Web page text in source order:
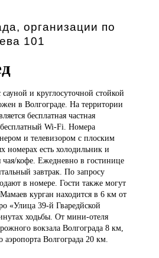
организации по
101
сауной и круглосуточной стойкой
в Волгограде. На территории
бесплатная частная
бесплатный Wi-Fi. Номера
и телевизором с плоским
номерах есть холодильник и
кофе. Ежедневно в гостинице
завтрак. По запросу
в номере. Гости также могут
курган находится в 6 км от
«Улица 39-й Гваредйской
ходьбы. От мини-отеля
вокзала Волгограда 8 км,
аэропорта Волгограда 20 км.